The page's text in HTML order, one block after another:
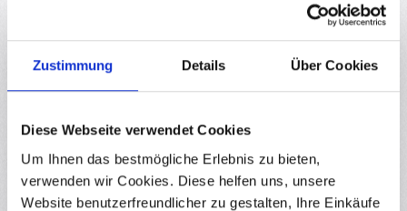
Zustimmung Details Über Cookies
Diese Webseite verwendet Cookies
Um Ihnen das bestmögliche Erlebnis zu bieten,
verwenden wir Cookies. Diese helfen uns, unsere
Website benutzerfreundlicher zu gestalten, Ihre Einkäufe
Zubehör
10 %
Durchschnittliche Bewertung von 4.87 von
yourDroid regelbare Lötstation 48W ZD-99 mit
Zubehör